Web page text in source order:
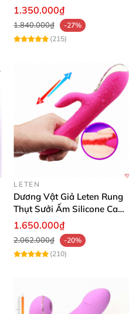
độ rung điều khiển
1.350.000₫
1.840.000₫
-27%
(215)
LETEN
Dương Vật Giả Leten Rung
Thụt Sưởi Ấm Silicone Cao
Cấp
1.650.000₫
2.062.000₫
-20%
(210)